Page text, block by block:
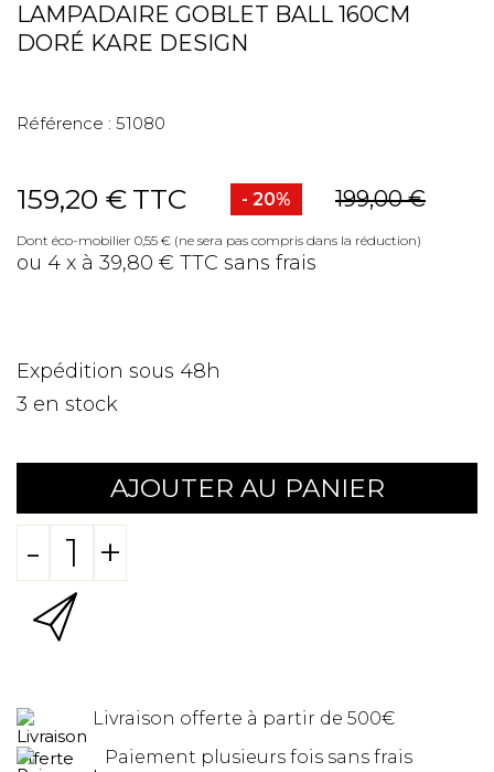
LAMPADAIRE GOBLET BALL 160CM
DORÉ KARE DESIGN
Référence : 51080
159,20 € TTC - 20% 199,00 €
Dont éco-mobilier 0,55 € (ne sera pas compris dans la réduction)
ou 4 x à 39,80 € TTC sans frais
Expédition sous 48h
3 en stock
AJOUTER AU PANIER
- +
Livraison offerte à partir de 500€
Paiement plusieurs fois sans frais